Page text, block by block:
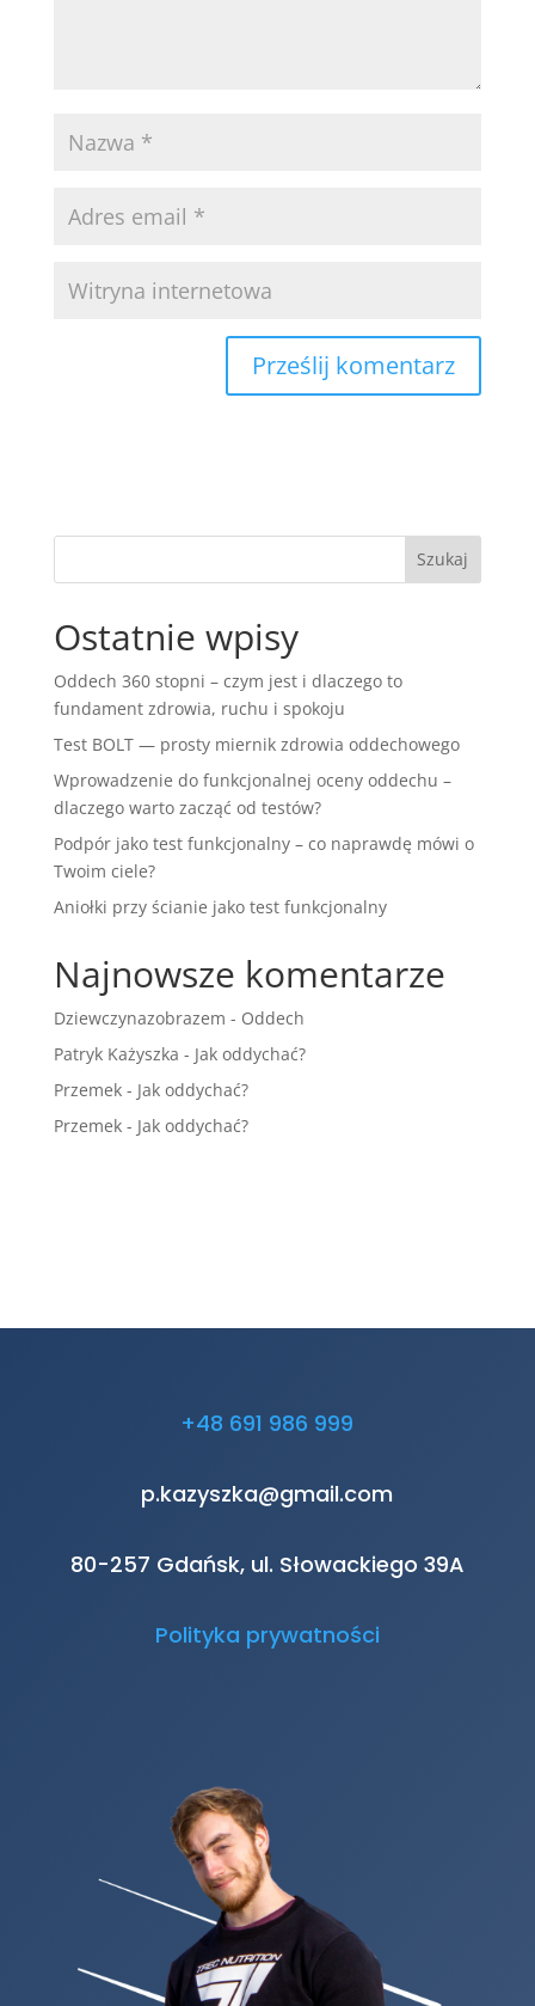
Ostatnie wpisy
Oddech 360 stopni – czym jest i dlaczego to
fundament zdrowia, ruchu i spokoju
Test BOLT — prosty miernik zdrowia oddechowego
Wprowadzenie do funkcjonalnej oceny oddechu –
dlaczego warto zacząć od testów?
Podpór jako test funkcjonalny – co naprawdę mówi o
Twoim ciele?
Aniołki przy ścianie jako test funkcjonalny
Najnowsze komentarze
Dziewczynazobrazem - Oddech
Patryk Każyszka - Jak oddychać?
Przemek- Jak oddychać?
Przemek- Jak oddychać?
+48 691 986 999
p.kazyszka@gmail.com
80-257 Gdańsk, ul. Słowackiego 39A
Polityka prywatności